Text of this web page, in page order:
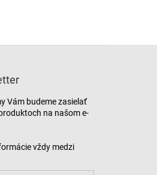
Vám budeme zasielať
na našom e-